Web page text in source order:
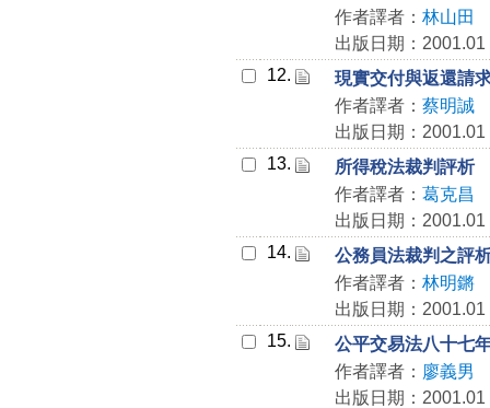
作者譯者： 林山田
出版日期：2001.01
12.
現實交付與返還請
作者譯者： 蔡明誠
出版日期：2001.01
13.
所得稅法裁判評析
作者譯者： 葛克昌
出版日期：2001.01
14.
公務員法裁判之評
作者譯者： 林明鏘
出版日期：2001.01
15.
公平交易法八十七
作者譯者： 廖義男
出版日期：2001.01